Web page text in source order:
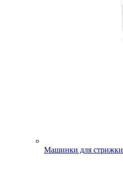
Машинки для стрижки